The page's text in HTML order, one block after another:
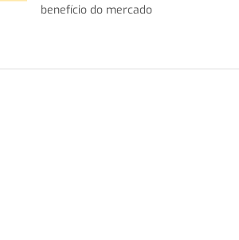
benefício do mercado